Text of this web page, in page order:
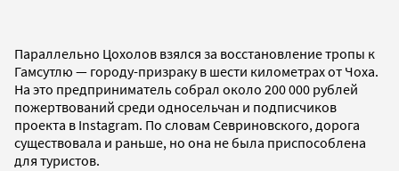
Параллельно Цохолов взялся за восстановление тропы к
Гамсутлю — городу-призраку в шести километрах от Чоха.
На это предприниматель собрал около 200 000 рублей
пожертвований среди односельчан и подписчиков
проекта в Instagram. По словам Севриновского, дорога
существовала и раньше, но она не была приспособлена
для туристов.